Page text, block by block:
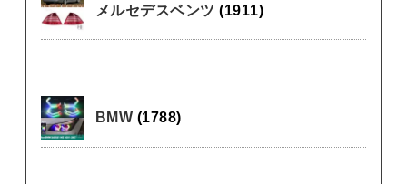
メルセデスベンツ(1911)
BMW (1788)